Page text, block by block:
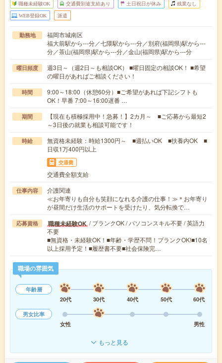
職種未経験OK 交通費別途支給あり 土日祝日が休み 残業なし
WEB登録OK 派遣
勤務地
福岡市城南区
福大前駅から---分／七隈駅から---分／別府(福岡県)駅から---
分／茶山(福岡県)駅から---分／金山(福岡県)駅から---分
曜日頻度
週3日～（週2日～も相談OK） ■曜日固定の相談OK！ ■希望
の曜日があればご相談ください！
時間
9:00～18:00（休憩60分）■ご希望があれば下記シフトも
OK！早番 7:00～16:00遅番 …
期間
【現在も積極採用中！急募！】2カ月～ ■ご応募から最短2
～3日後の就業も相談可能です！
時給
無資格未経験：時給1300円～ ■週払いOK ■扶養内OK ■
日収1万400円以上
交通費
交通費全額支給
仕事内容
介護関連
≪お年寄りも自分も笑顔になれる介護の仕事！≫＊お年寄り
が昼間だけ生活のサポートを受けたり、気分転換で…
応募資格 職種未経験OK / ブランクOK / パソコンスキル不要 / 英語力
不要
■無資格・未経験OK！■年齢・学歴不問！ブランクOK!■10名
以上採用予定！■履歴書不要■社会保険完…
職場の雰囲気
年齢層
20代
30代 40代 50代
60代
男女比率
女性
男性
もっと見る